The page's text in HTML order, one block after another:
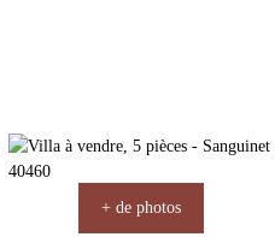
+ de photos